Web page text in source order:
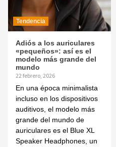
Tendencia
Adiós a los auriculares
«pequeños»: así es el
modelo más grande del
mundo
22 febrero, 2026
En una época minimalista
incluso en los dispositivos
auditivos, el modelo más
grande del mundo de
auriculares es el Blue XL
Speaker Headphones, un